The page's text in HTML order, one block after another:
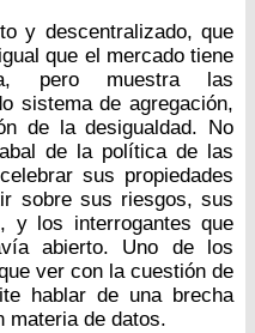
y descentralizado, que
que el mercado tiene
pero muestra las
sistema de agregación,
de la desigualdad. No
de la política de las
sus propiedades
sobre sus riesgos, sus
y los interrogantes que
abierto. Uno de los
ver con la cuestión de
hablar de una brecha
materia de datos.